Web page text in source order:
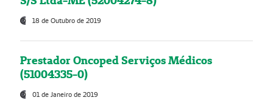
18 de Outubro de 2019
Prestador Oncoped Serviços Médicos
(51004335-0)
01 de Janeiro de 2019